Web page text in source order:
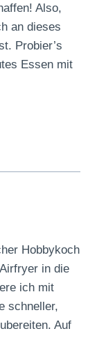
Also,
an dieses
Probier’s
Essen mit
Hobbykoch
in die
ich mit
schneller,
Auf